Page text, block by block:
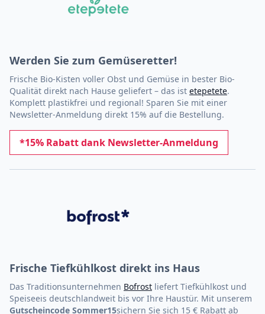
Werden Sie zum Gemüseretter!
Frische Bio-Kisten voller Obst und Gemüse in bester Bio-
Qualität direkt nach Hause geliefert – das ist etepetete.
Komplett plastikfrei und regional! Sparen Sie mit einer
Newsletter-Anmeldung direkt 15% auf die Bestellung.
*15% Rabatt dank Newsletter-Anmeldung
Frische Tiefkühlkost direkt ins Haus
Das Traditionsunternehmen Bofrost liefert Tiefkühlkost und
Speiseeis deutschlandweit bis vor Ihre Haustür. Mit unserem
Gutscheincode Sommer15sichern Sie sich 15 € Rabatt ab